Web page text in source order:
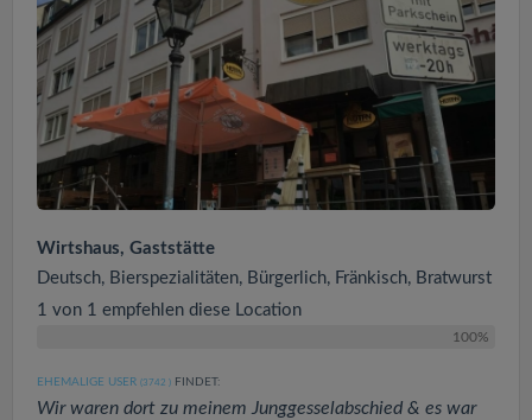
Wirtshaus, Gaststätte
Deutsch, Bierspezialitäten, Bürgerlich, Fränkisch, Bratwurst
1 von 1 empfehlen diese Location
100%
EHEMALIGE USER (3742 ) FINDET:
Wir waren dort zu meinem Junggesselabschied & es war